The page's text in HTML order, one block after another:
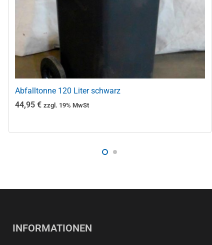
Abfalltonne 120 Liter schwarz
44,95€ zzgl. 19% MwSt
INFORMATIONEN